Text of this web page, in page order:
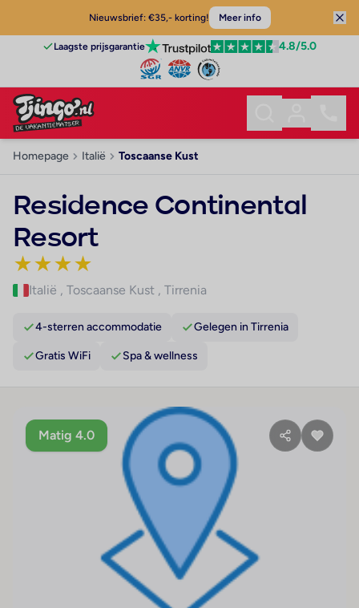
Nieuwsbrief: €35,- korting! Meer info
Laagste prijsgarantie 4.8/5.0
Homepage Italië Toscaanse Kust
Residence Continental
Resort
★★★★
Italië , Toscaanse Kust , Tirrenia
4-sterren accommodatie Gelegen in Tirrenia
Gratis WiFi Spa & wellness
Matig 4.0